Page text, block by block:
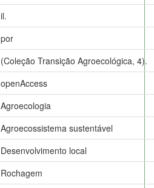
il.
por
(Coleção Transição Agroecológica, 4).
openAccess
Agroecologia
Agroecossistema sustentável
Desenvolvimento local
Rochagem